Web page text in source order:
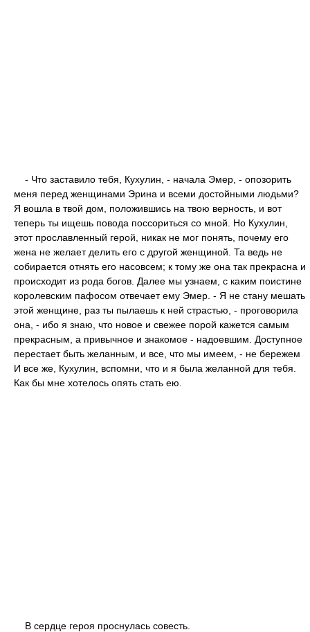
- Что заставило тебя, Кухулин, - начала Эмер, - опозорить
меня перед женщинами Эрина и всеми достойными людьми?
Я вошла в твой дом, положившись на твою верность, и вот
теперь ты ищешь повода поссориться со мной. Но Кухулин,
этот прославленный герой, никак не мог понять, почему его
жена не желает делить его с другой женщиной. Та ведь не
собирается отнять его насовсем; к тому же она так прекрасна и
происходит из рода богов. Далее мы узнаем, с каким поистине
королевским пафосом отвечает ему Эмер. - Я не стану мешать
этой женщине, раз ты пылаешь к ней страстью, - проговорила
она, - ибо я знаю, что новое и свежее порой кажется самым
прекрасным, а привычное и знакомое - надоевшим. Доступное
перестает быть желанным, и все, что мы имеем, - не бережем
И все же, Кухулин, вспомни, что и я была желанной для тебя.
Как бы мне хотелось опять стать ею.
В сердце героя проснулась совесть.